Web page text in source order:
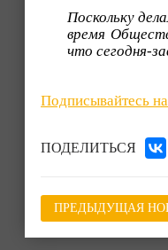
Поскольку
время
что сегодня-
Подписывайтесь
ПОДЕЛИТЬСЯ
ПРЕДЫДУЩАЯ